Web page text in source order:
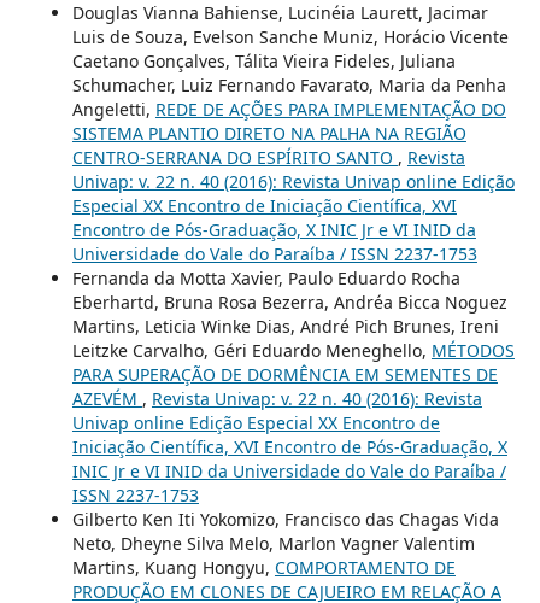
Douglas Vianna Bahiense, Lucinéia Laurett, Jacimar
Luis de Souza, Evelson Sanche Muniz, Horácio Vicente
Caetano Gonçalves, Tálita Vieira Fideles, Juliana
Schumacher, Luiz Fernando Favarato, Maria da Penha
Angeletti, REDE DE AÇÕES PARA IMPLEMENTAÇÃO DO
SISTEMA PLANTIO DIRETO NA PALHA NA REGIÃO
CENTRO-SERRANA DO ESPÍRITO SANTO , Revista
Univap: v. 22 n. 40 (2016): Revista Univap online Edição
Especial XX Encontro de Iniciação Científica, XVI
Encontro de Pós-Graduação, X INIC Jr e VI INID da
Universidade do Vale do Paraíba / ISSN 2237-1753
Fernanda da Motta Xavier, Paulo Eduardo Rocha
Eberhartd, Bruna Rosa Bezerra, Andréa Bicca Noguez
Martins, Leticia Winke Dias, André Pich Brunes, Ireni
Leitzke Carvalho, Géri Eduardo Meneghello, MÉTODOS
PARA SUPERAÇÃO DE DORMÊNCIA EM SEMENTES DE
AZEVÉM , Revista Univap: v. 22 n. 40 (2016): Revista
Univap online Edição Especial XX Encontro de
Iniciação Científica, XVI Encontro de Pós-Graduação, X
INIC Jr e VI INID da Universidade do Vale do Paraíba /
ISSN 2237-1753
Gilberto Ken Iti Yokomizo, Francisco das Chagas Vida
Neto, Dheyne Silva Melo, Marlon Vagner Valentim
Martins, Kuang Hongyu, COMPORTAMENTO DE
PRODUÇÃO EM CLONES DE CAJUEIRO EM RELAÇÃO A